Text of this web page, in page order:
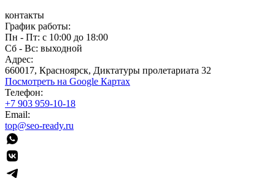
контакты
График работы:
Пн - Пт: с 10:00 до 18:00
Сб - Вс: выходной
Адрес:
660017, Красноярск, Диктатуры пролетариата 32
Посмотреть на Google Картах
Телефон:
+7 903 959-10-18
Email:
top@seo-ready.ru